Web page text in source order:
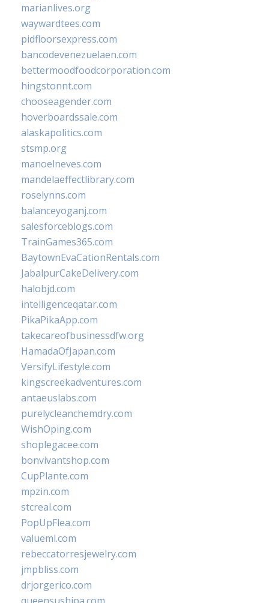
marianlives.org
waywardtees.com
pidfloorsexpress.com
bancodevenezuelaen.com
bettermoodfoodcorporation.com
hingstonnt.com
chooseagender.com
hoverboardssale.com
alaskapolitics.com
stsmp.org
manoelneves.com
mandelaeffectlibrary.com
roselynns.com
balanceyoganj.com
salesforceblogs.com
TrainGames365.com
BaytownEvaCationRentals.com
JabalpurCakeDelivery.com
halobjd.com
intelligenceqatar.com
PikaPikaApp.com
takecareofbusinessdfw.org
HamadaOfJapan.com
VersifyLifestyle.com
kingscreekadventures.com
antaeuslabs.com
purelycleanchemdry.com
WishOping.com
shoplegacee.com
bonvivantshop.com
CupPlante.com
mpzin.com
stcreal.com
PopUpFlea.com
valueml.com
rebeccatorresjewelry.com
jmpbliss.com
drjorgerico.com